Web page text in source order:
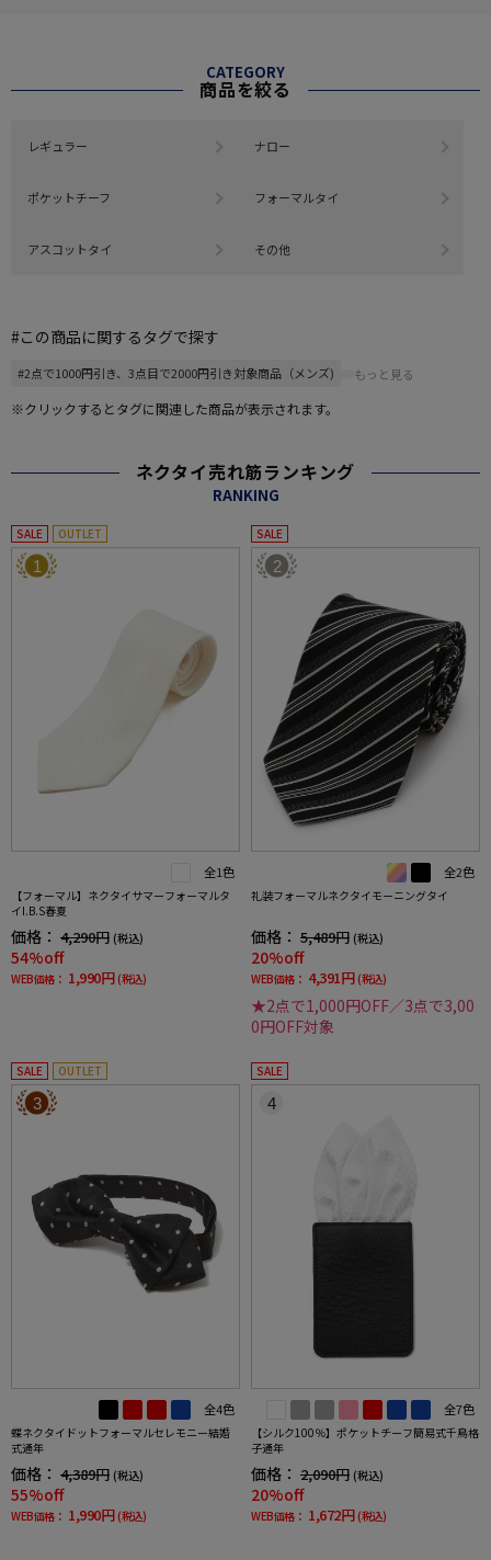
CATEGORY
商品を絞る
レギュラー ナロー
ポケットチーフ フォーマルタイ
アスコットタイ その他
#この商品に関するタグで探す
#2点で1000円引き、3点目で2000円引き対象商品（メンズ) もっと見る
※クリックするとタグに関連した商品が表示されます。
ネクタイ売れ筋ランキング
RANKING
SALE OUTLET
1
全1色
【フォーマル】ネクタイサマーフォーマルタ
イI.B.S春夏
価格： 4,290円 (税込)
54%off
WEB価格： 1,990円 (税込)
SALE
2
全2色
礼装フォーマルネクタイモーニングタイ
価格： 5,489円 (税込)
20%off
WEB価格： 4,391円 (税込)
★2点で1,000円OFF／3点で3,00
0円OFF対象
SALE OUTLET
3
全4色
蝶ネクタイドットフォーマルセレモニー結婚
式通年
価格： 4,389円 (税込)
55%off
WEB価格： 1,990円 (税込)
SALE
4
全7色
【シルク100％】ポケットチーフ簡易式千鳥格
子通年
価格： 2,090円 (税込)
20%off
WEB価格： 1,672円 (税込)